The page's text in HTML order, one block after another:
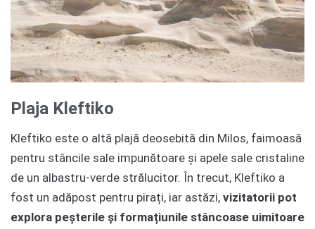
Plaja Kleftiko
Kleftiko este o altă plajă deosebită din Milos, faimoasă
pentru stâncile sale impunătoare și apele sale cristaline
de un albastru-verde strălucitor. În trecut, Kleftiko a
fost un adăpost pentru pirați, iar astăzi, vizitatorii pot
explora peșterile și formațiunile stâncoase uimitoare